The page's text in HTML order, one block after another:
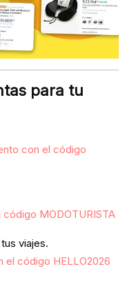
para tu
con el código
MODOTURISTA
viajes.
el código HELLO2026